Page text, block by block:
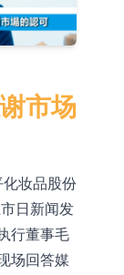
，易居企
，金辉
机器人
升，益生
药康生物
升，贝瑞
友电子信
市场
妆品股份
日新闻发
行董事毛
场回答媒